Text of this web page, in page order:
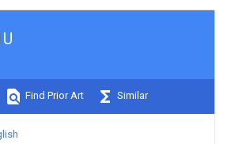
Find Prior Art Similar